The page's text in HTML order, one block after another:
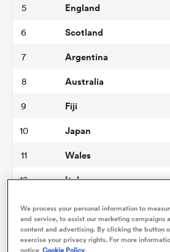
5 England
6 Scotland
7 Argentina
8 Australia
9 Fiji
10 Japan
11 Wales
12 Italy
13 Georgia
14 USA
We process your personal information to
and service, to assist our marketing campaigns
content and advertising. By clicking the button
exercise your privacy rights. For more